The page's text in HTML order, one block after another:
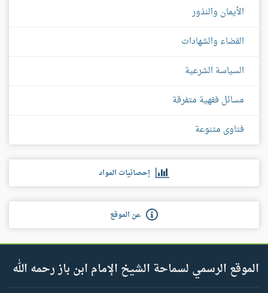
الأيمان والنذور
القضاء والشهادات
السياسة الشرعية
مسائل فقهية متفرقة
فتاوى متنوعة
إحصائيات المواد
عن الموقع
الموقع الرسمي لسماحة الشيخ الإمام ابن باز رحمه الله